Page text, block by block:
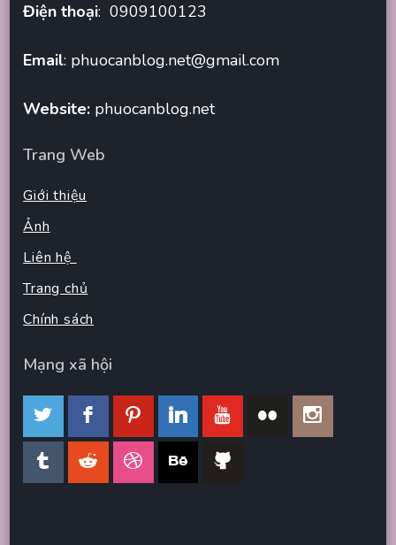
Điện thoại: 0909100123
Email: phuocanblog.net@gmail.com
Website: phuocanblog.net
Trang Web
Giới thiệu
Ảnh
Liên hệ
Trang chủ
Chính sách
Mạng xã hội